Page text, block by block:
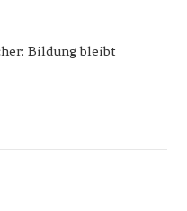
Bildung bleibt